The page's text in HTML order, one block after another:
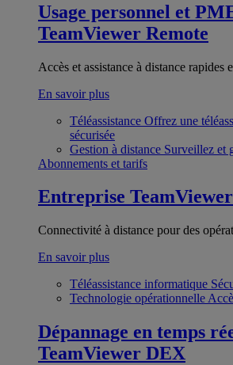
Usage personnel et
TeamViewer Remote
Accès et assistance à distance rapides
En savoir plus
Téléassistance Offrez une
sécurisée
Gestion à distance Surveillez et
Abonnements et tarifs
Entreprise
Connectivité à distance pour des
En savoir plus
Téléassistance informatique
Technologie opérationnelle
Dépannage en temps
TeamViewer DEX